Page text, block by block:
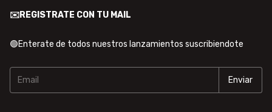
✉️REGISTRATE CON TU MAIL
🟢Enterate de todos nuestros lanzamientos suscribiendote